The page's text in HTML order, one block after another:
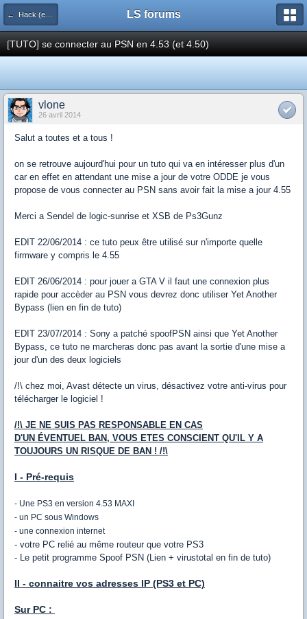
← Hack (exploits, homebrews...) LS forums
[TUTO] se connecter au PSN en 4.53 (et 4.50)
vlone
26 avril 2014
Salut a toutes et a tous !
on se retrouve aujourd'hui pour un tuto qui va en intéresser plus d'un
car en effet en attendant une mise a jour de votre ODDE je vous
propose de vous connecter au PSN sans avoir fait la mise a jour 4.55
Merci a Sendel de logic-sunrise et XSB de Ps3Gunz
EDIT 22/06/2014 : ce tuto peux être utilisé sur n'importe quelle
firmware y compris le 4.55
EDIT 26/06/2014 : pour jouer a GTA V il faut une connexion plus
rapide pour accèder au PSN vous devrez donc utiliser Yet Another
Bypass (lien en fin de tuto)
EDIT 23/07/2014 : Sony a patché spoofPSN ainsi que Yet Another
Bypass, ce tuto ne marcheras donc pas avant la sortie d'une mise a
jour d'un des deux logiciels
/!\ chez moi, Avast détecte un virus, désactivez votre anti-virus pour
télécharger le logiciel !
/!\ JE NE SUIS PAS RESPONSABLE EN CAS
D'UN ÉVENTUEL BAN, VOUS ETES CONSCIENT QU'IL Y A
TOUJOURS UN RISQUE DE BAN ! /!\
I - Pré-requis
- Une PS3 en version 4.53 MAXI
- un PC sous Windows
- une connexion internet
​- votre PC relié au même routeur que votre PS3
- Le petit programme Spoof PSN (Lien + virustotal en fin de tuto)
II - connaitre vos adresses IP (PS3 et PC)
Sur PC :